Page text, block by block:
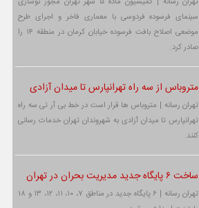
سینمای فرسوده فردوسی با معماری فاخر و اجرای طرح
موضعی اصلاح بافت فرسوده خیابان کرمان در منطقه ۱۴ را
صادر کرد.
متروباس از سه راه تهرانپارس تا میدان آزادی
تهران رسانه | متروباس ها قرار است در خط بی آر تی سه راه
تهرانپارس تا میدان آزادی به شهروندان تهران خدمات رسانی
کنند.
ساخت ۶ پایگاه جدید مدیریت بحران در تهران
تهران رسانه | ۶ پایگاه جدید در مناطق ۷، ۱۰، ۱۱، ۱۲، ۱۳ و ۱۸